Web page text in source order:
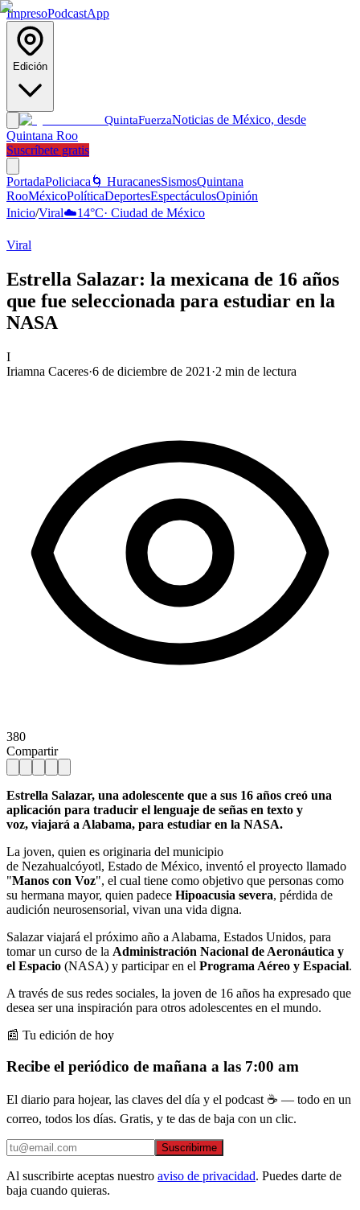
ImpresoPodcastApp
Edición
QuintaFuerzaNoticias de México, desde
Quintana Roo
Suscríbete gratis
PortadaPoliciaca 🌀 HuracanesSismosQuintana
RooMéxicoPolíticaDeportesEspectáculosOpinión
Inicio/Viral☁️14°C· Ciudad de México
Viral
Estrella Salazar: la mexicana de 16 años
que fue seleccionada para estudiar en la
NASA
I
Iriamna Caceres·6 de diciembre de 2021 ·2 min de lectura
380
Compartir
Estrella Salazar, una adolescente que a sus 16 años creó una
aplicación para traducir el lenguaje de señas en texto y
voz, viajará a Alabama, para estudiar en la NASA.
La joven, quien es originaria del municipio
de Nezahualcóyotl, Estado de México, inventó el proyecto llamado
"Manos con Voz", el cual tiene como objetivo que personas como
su hermana mayor, quien padece Hipoacusia severa, pérdida de
audición neurosensorial, vivan una vida digna.
Salazar viajará el próximo año a Alabama, Estados Unidos, para
tomar un curso de la Administración Nacional de Aeronáutica y
el Espacio (NASA) y participar en el Programa Aéreo y Espacial.
A través de sus redes sociales, la joven de 16 años ha expresado que
desea ser una inspiración para otros adolescentes en el mundo.
📰 Tu edición de hoy
Recibe el periódico de mañana a las 7:00 am
El diario para hojear, las claves del día y el podcast ☕ — todo en un
correo, todos los días. Gratis, y te das de baja con un clic.
Suscribirme
Al suscribirte aceptas nuestro aviso de privacidad. Puedes darte de
baja cuando quieras.